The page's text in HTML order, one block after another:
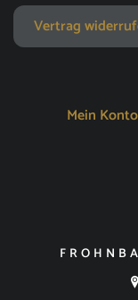
Vertrag
Mein